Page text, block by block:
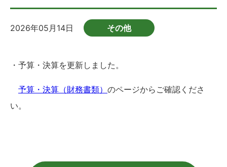
2026年05月14日 その他
・予算・決算を更新しました。
予算・決算（財務書類） のページからご確認くださ
い。